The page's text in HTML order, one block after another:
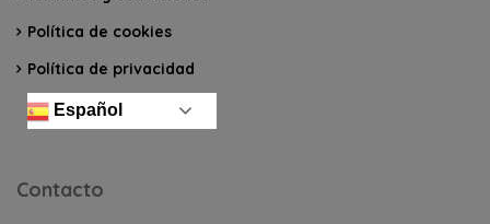
Política de cookies
Política de privacidad
Español
Contacto